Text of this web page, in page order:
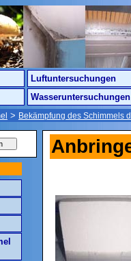
Luftuntersuchungen
Wasseruntersuchungen
> Bekämpfung des Schimmels